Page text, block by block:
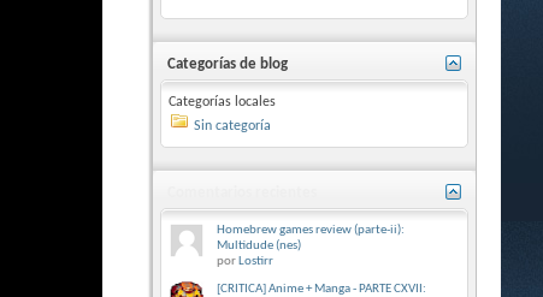
Categorías de blog
Categorías locales
Sin categoría
Homebrew games review (parte-ii):
Multidude (nes)
por Lostirr
[CRITICA] Anime + Manga - PARTE CXVII: